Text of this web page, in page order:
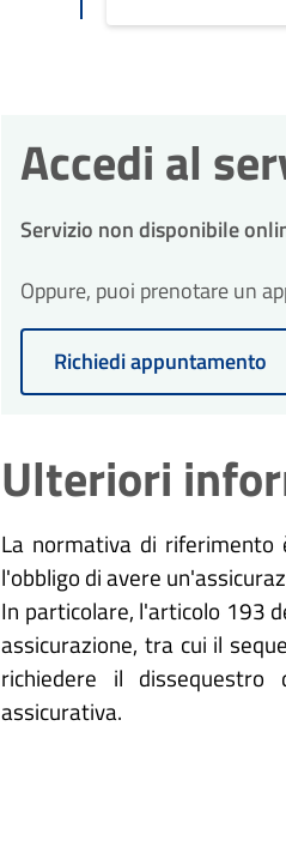
Accedi al
Servizio non disponibile
Oppure, puoi prenotare un
Richiedi appuntamento
Ulteriori
La normativa di riferimento
l'obbligo di avere
In particolare, l'articolo 193
assicurazione, tra cui il
richiedere il
assicurativa.